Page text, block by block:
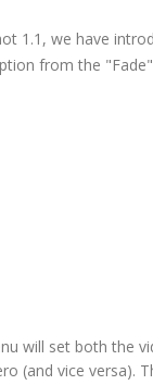
1.1, we have
from the
will set both the
(and vice versa).